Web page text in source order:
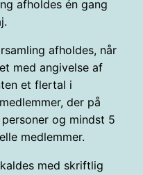
afholdes én gang
afholdes, når
med angivelse af
et flertal i
der på
og mindst 5
medlemmer.
med skriftlig